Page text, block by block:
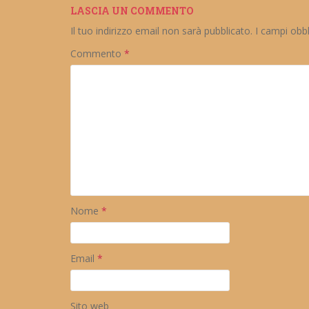
LASCIA UN COMMENTO
Il tuo indirizzo email non sarà pubblicato. I campi
Commento *
Nome *
Email *
Sito web